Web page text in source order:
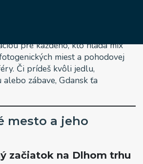
pre každého, kto hľadá mix
miest a pohodovej
Či prídeš kvôli jedlu,
zábave, Gdansk ťa
mesto a jeho
začiatok na Dlhom trhu